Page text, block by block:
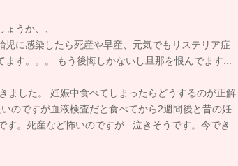
うか、、
に感染したら死産や早産、元気でもリステリア症
す。。。 もう後悔しかないし旦那を恨んでます...
ました。 妊娠中食べてしまったらどうするのが正解
のですが血液検査だと食べてから2週間後と昔の妊
。死産など怖いのですが...泣きそうです。今でき